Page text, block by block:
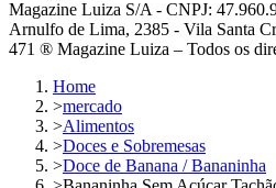
Magazine Luiza S/A - CNPJ:
Arnulfo de Lima, 2385 - Vila Santa
471 ® Magazine Luiza – Todos os
Home
>mercado
>Alimentos
>Doces e Sobremesas
>Doce de Banana / Bananinha